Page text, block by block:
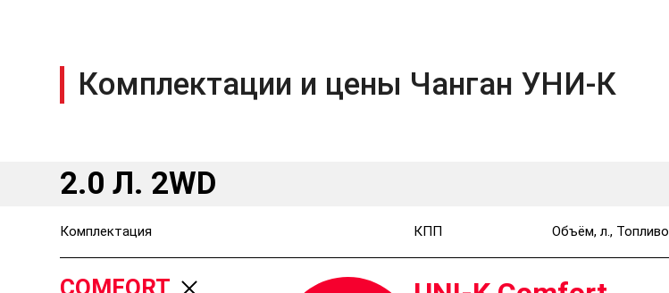
Комплектации и цены Чанган УНИ-К
2.0 Л. 2WD
Комплектация КПП Объём, л., Топливо
COMFORT